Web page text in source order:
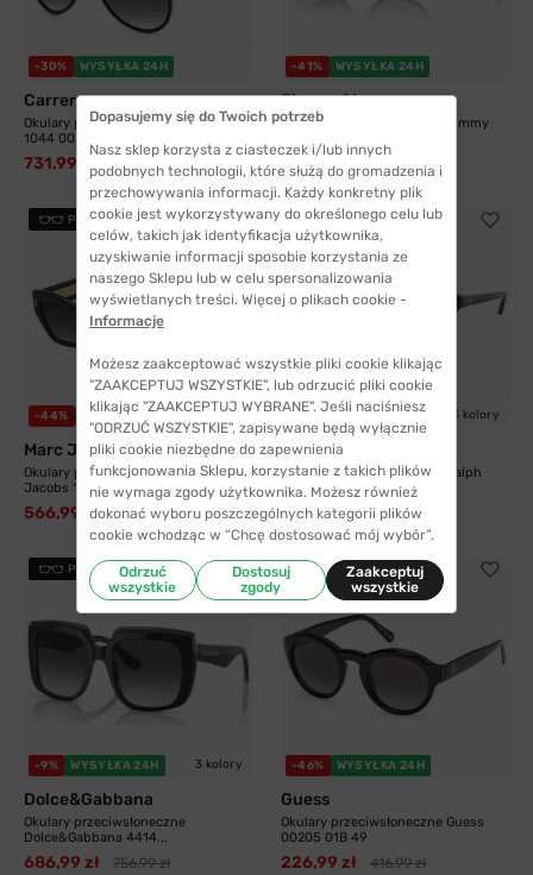
-30% WYSYŁKA 24H
Carrera
Okulary przeciwsłoneczne Carrera
1044 003 57...
731,99 zł 1046,99 zł
-41% WYSYŁKA 24H
Jimmy Choo
Okulary przeciwsłoneczne Jimmy
764,99 zł 1298,99 zł
PRZYMIERZ
-44% WYSYŁKA 24H 2 kolory
Marc Jacobs
Okulary przeciwsłoneczne Marc
Jacobs 1117/S...
566,99 zł 1009,99 zł
PRZYMIERZ
WYSYŁKA 24H 3 kolory
Ralph Lauren
Okulary przeciwsłoneczne Ralph
Lauren 8201...
600,99 zł
PRZYMIERZ
-9% WYSYŁKA 24H 3 kolory
Dolce&Gabbana
Okulary przeciwsłoneczne
Dolce&Gabbana 4414...
686,99 zł 756,99 zł
PRZYMIERZ
-46% WYSYŁKA 24H
Guess
Okulary przeciwsłoneczne Guess
00205 01B 49
226,99 zł 416,99 zł
Dopasujemy się do Twoich potrzeb
Nasz sklep korzysta z ciasteczek i/lub innych
podobnych technologii, które służą do gromadzenia i
przechowywania informacji. Każdy konkretny plik
cookie jest wykorzystywany do określonego celu lub
celów, takich jak identyfikacja użytkownika,
uzyskiwanie informacji sposobie korzystania ze
naszego Sklepu lub w celu spersonalizowania
wyświetlanych treści. Więcej o plikach cookie -
Informacje
Możesz zaakceptować wszystkie pliki cookie klikając
"ZAAKCEPTUJ WSZYSTKIE", lub odrzucić pliki cookie
klikając "ZAAKCEPTUJ WYBRANE". Jeśli naciśniesz
"ODRZUĆ WSZYSTKIE", zapisywane będą wyłącznie
pliki cookie niezbędne do zapewnienia
funkcjonowania Sklepu, korzystanie z takich plików
nie wymaga zgody użytkownika. Możesz również
dokonać wyboru poszczególnych kategorii plików
cookie wchodząc w “Chcę dostosować mój wybór”.
Odrzuć
wszystkie
Dostosuj
zgody
Zaakceptuj
wszystkie